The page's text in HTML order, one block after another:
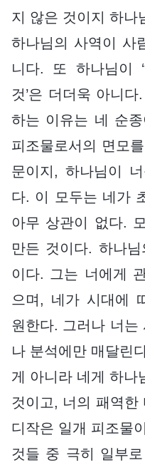
지 않은 것이지 하나
하나님의 사역이 사
니다. 또 하나님이
것’은 더더욱 아니
하는 이유는 네 순
피조물로서의 면모
문이지, 하나님이
다. 이 모두는 네가
아무 상관이 없다.
만든 것이다. 하나
이다. 그는 너에게
으며, 네가 시대에
원한다. 그러나 너는
나 분석에만 매달린
게 아니라 네게 하나
것이고, 너의 패역한
디작은 일개 피조물
것들 중 극히 일부